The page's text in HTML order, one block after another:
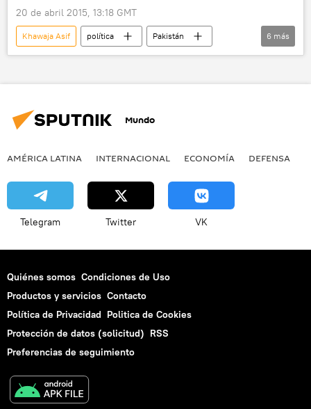
20 de abril 2015, 13:18 GMT
Khawaja Asif política
Pakistán
China
Xi Jinping
Nawaz Sharif
6 más
Mundo
AMÉRICA LATINA INTERNACIONAL ECONOMÍA DEFENSA
Telegram Twitter VK
Quiénes somos Condiciones de Uso
Productos y servicios Contacto
Política de Privacidad Politica de Cookies
Protección de datos (solicitud) RSS
Preferencias de seguimiento